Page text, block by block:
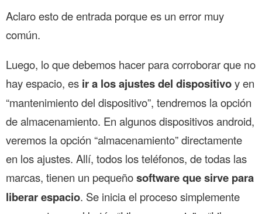
Aclaro esto de entrada porque es un error muy
común.
Luego, lo que debemos hacer para corroborar que no
hay espacio, es ir a los ajustes del dispositivoy en
“mantenimiento del dispositivo”, tendremos la opción
de almacenamiento. En algunos dispositivos android,
veremos la opción “almacenamiento” directamente
en los ajustes. Allí, todos los teléfonos, de todas las
marcas, tienen un pequeñosoftware que sirve para
liberar espacio. Se inicia el proceso simplemente